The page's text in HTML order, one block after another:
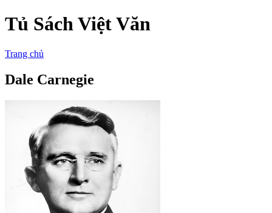
Tủ Sách Việt Văn
Trang chủ
Dale Carnegie